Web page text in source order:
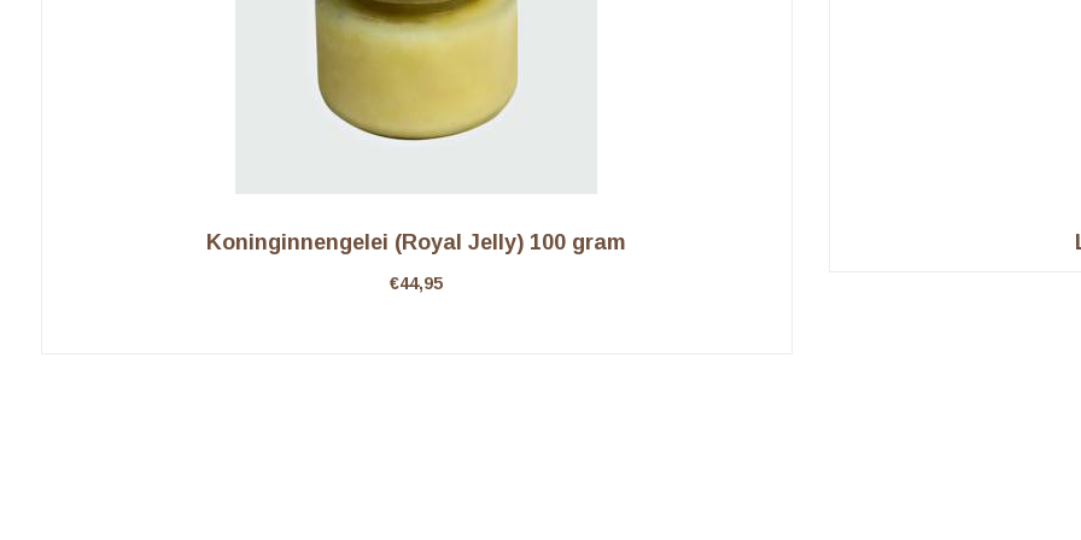
Koninginnengelei (Royal Jelly) 100 gram
€44,95